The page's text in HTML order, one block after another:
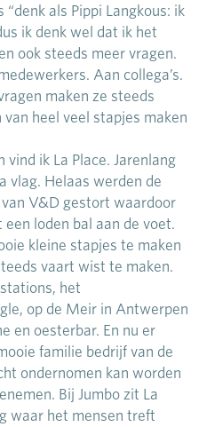
als Pippi Langkous: ik
ik denk wel dat ik het
ook steeds meer vragen.
Aan collega’s.
maken ze steeds
heel veel stapjes maken
vind ik La Place. Jarenlang
vlag. Helaas werden de
V&D gestort waardoor
loden bal aan de voet.
kleine stapjes te maken
vaart wist te maken.
het
op de Meir in Antwerpen
en oesterbar. En nu er
familie bedrijf van de
ondernomen kan worden
Bij Jumbo zit La
waar het mensen treft